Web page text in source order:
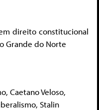
direito constitucional
Grande do Norte
, Caetano Veloso,
, Stalin